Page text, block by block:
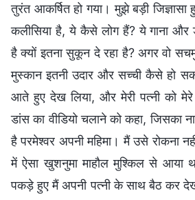
तुरंत आकर्षित हो गया। मुझे बड़ी
कलीसिया है, ये कैसे लोग हैं? ये गाना और
है क्यों इतना सुकून दे रहा है? अगर वो
मुस्कान इतनी उदार और सच्ची कैसे हो
आते हुए देख लिया, और मेरी पत्नी को
डांस का वीडियो चलाने को कहा, जिसका
है परमेश्वर अपनी महिमा। मैं उसे रोकना
में ऐसा खुशनुमा माहौल मुश्किल से आया
पकड़े हुए मैं अपनी पत्नी के साथ बैठ कर